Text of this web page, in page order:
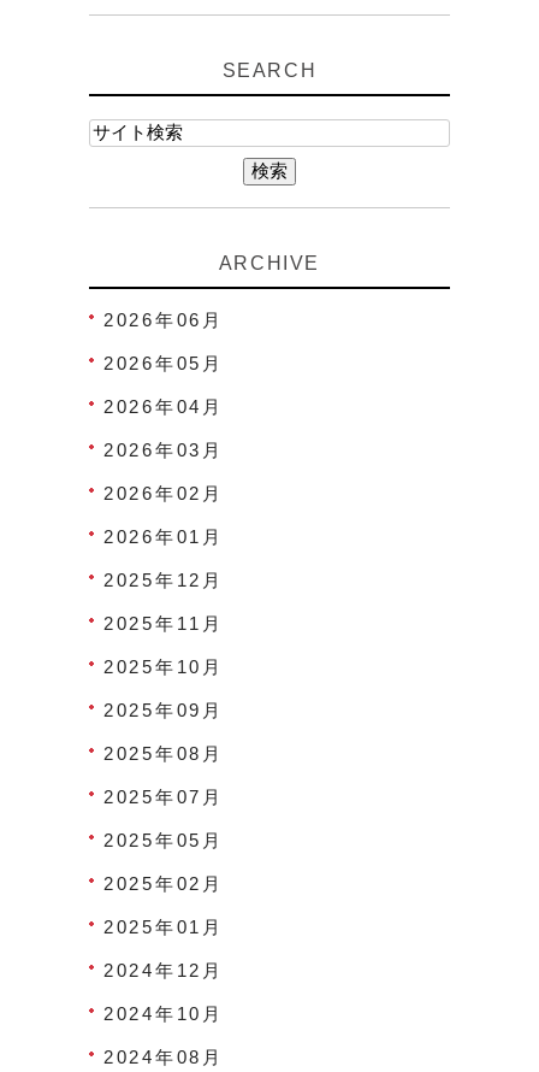
SEARCH
ARCHIVE
2026年06月
2026年05月
2026年04月
2026年03月
2026年02月
2026年01月
2025年12月
2025年11月
2025年10月
2025年09月
2025年08月
2025年07月
2025年05月
2025年02月
2025年01月
2024年12月
2024年10月
2024年08月